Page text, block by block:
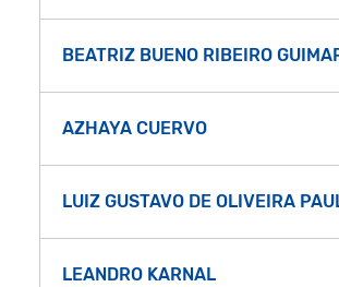
BEATRIZ BUENO RIBEIRO
AZHAYA CUERVO
LUIZ GUSTAVO DE OLIVEIRA
LEANDRO KARNAL